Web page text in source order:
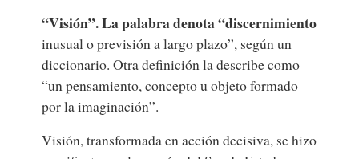
“Visión”. La palabra denota “discernimiento
inusual o previsión a largo plazo”, según un
diccionario. Otra definición la describe como
“un pensamiento, concepto u objeto formado
por la imaginación”.
Visión, transformada en acción decisiva, se hizo